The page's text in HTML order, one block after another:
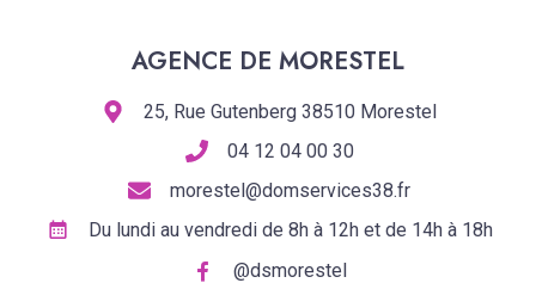
AGENCE DE MORESTEL
25, Rue Gutenberg 38510 Morestel
04 12 04 00 30
morestel@domservices38.fr
Du lundi au vendredi de 8h à 12h et de 14h à 18h
@dsmorestel